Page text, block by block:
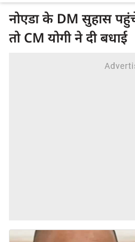
नोएडा के DM सुहास
तो CM योगी ने दी बधाई